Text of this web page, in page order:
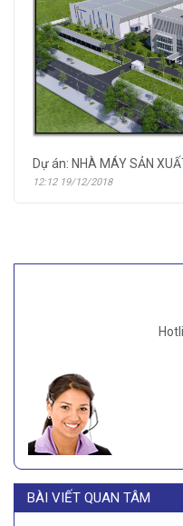
Dự án: NHÀ MÁY SẢN
12:12 19/12/2018
BÀI VIẾT QUAN TÂM